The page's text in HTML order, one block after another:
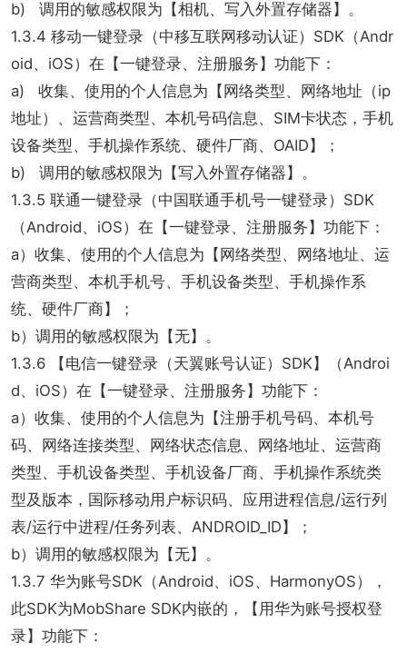
b) 调用的敏感权限为【相机、写入外置存储器】。
1.3.4 移动一键登录（中移互联网移动认证）SDK（Andr
oid、iOS）在【一键登录、注册服务】功能下：
a) 收集、使用的个人信息为【网络类型、网络地址（ip
地址）、运营商类型、本机号码信息、SIM卡状态，手机
设备类型、手机操作系统、硬件厂商、OAID】；
b) 调用的敏感权限为【写入外置存储器】。
1.3.5 联通一键登录（中国联通手机号一键登录）SDK
（Android、iOS）在【一键登录、注册服务】功能下：
a）收集、使用的个人信息为【网络类型、网络地址、运
营商类型、本机手机号、手机设备类型、手机操作系
统、硬件厂商】；
b）调用的敏感权限为【无】。
1.3.6 【电信一键登录（天翼账号认证）SDK】（Androi
d、iOS）在【一键登录、注册服务】功能下：
a）收集、使用的个人信息为【注册手机号码、本机号
码、网络连接类型、网络状态信息、网络地址、运营商
类型、手机设备类型、手机设备厂商、手机操作系统类
型及版本，国际移动用户标识码、应用进程信息/运行列
表/运行中进程/任务列表、ANDROID_ID】；
b）调用的敏感权限为【无】。
1.3.7 华为账号SDK（Android、iOS、HarmonyOS），
此SDK为MobShare SDK内嵌的，【用华为账号授权登
录】功能下：